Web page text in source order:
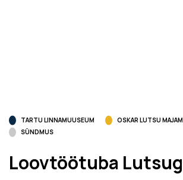
TARTU LINNAMUUSEUM
OSKAR LUTSU
SÜNDMUS
Loovtöötuba